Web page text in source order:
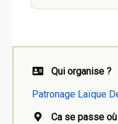
Qui organise ?
Patronage Laïque
Ca se passe